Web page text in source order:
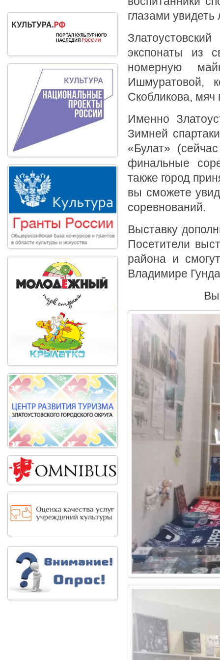
глазами
экспонаты из
номерную
Ишмуратовой,
Скобликова, мяч
Именно
Зимней
«Булат»
финальные
также город
вы сможете
соревнований.
Выставку
Посетители
района и
Владимире